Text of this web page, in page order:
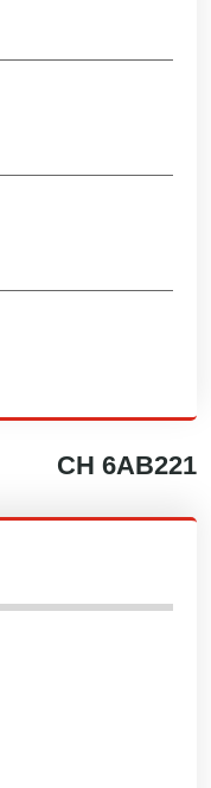
CH 6AB221